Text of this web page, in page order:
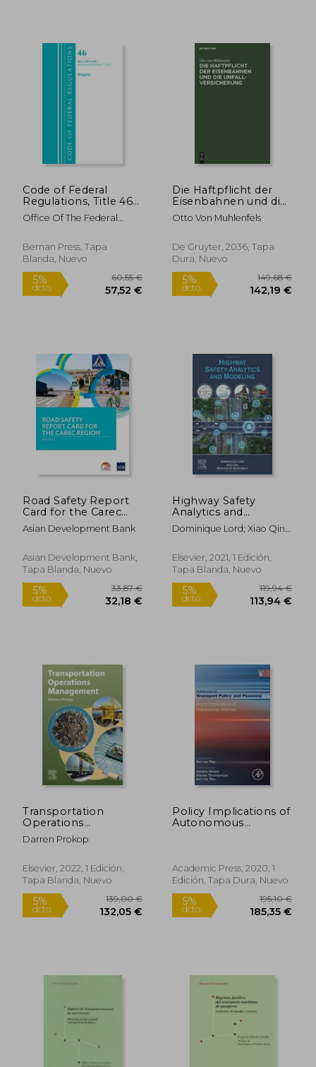
Code of Federal
Regulations, Title 46
Shipping 200-499,
Revised as of
Inglés)
Office Of The Federal
Bernan Press, Tapa
Blanda, Nuevo
5% 60,55 €
Die Haftpflicht der
Eisenbahnen und die
Unfall-Versicherung:
Ein Vorschlag zur
Haftpflicht-Gesetzes
vom 7. Juni 1871 (en
Otto Von Muhlenfels
De Gruyter, 2036, Tapa
Dura, Nuevo
5%
Road Safety Report
Card for the Carec
Region de Asian
Development
Development Bank)
(en Inglés)
Asian Development Bank
Asian Development Bank,
Tapa Blanda, Nuevo
5%
dcto.
Highway Safety
Analytics and
Modeling: Techniques
and Methods for
(en Inglés)
Dominique Lord; Xiao Qin;
Elsevier, 2021, 1 Edición,
Tapa Blanda, Nuevo
5%
dcto.
Transportation
Operations
Management (en
Inglés)
Darren Prokop
Elsevier, 2022, 1 Edición,
Tapa Blanda, Nuevo
Policy Implications of
Autonomous
Planning, Volume 5)
(en Inglés)
Academic Press, 2020, 1
Edición, Tapa Dura, Nuevo